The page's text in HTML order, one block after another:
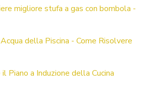
migliore stufa a gas con bombola -
della Piscina - Come Risolvere
Piano a Induzione della Cucina